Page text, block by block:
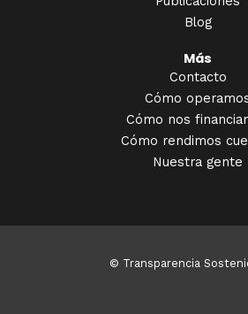
Blog
Más
Contacto
Cómo
Cómo nos
Cómo rendimos
Nuestra gente
© Transparencia